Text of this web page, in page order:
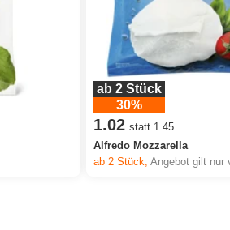
ab 2 Stück
30%
1.02 statt 1.45
Alfredo Mozzarella
ab 2Stück,Angebot gilt nur vom 6.8.